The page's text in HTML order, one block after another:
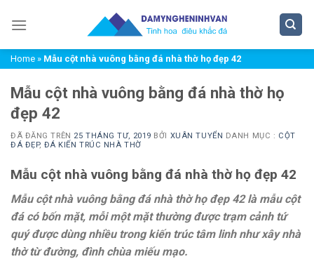
đến
dungHome » Mẫu cột nhà vuông bằng đá nhà thờ họ đẹp 42
Mẫu cột nhà vuông bằng đá nhà thờ họ
đẹp 42
ĐÃ ĐĂNG TRÊN 25 THÁNG TƯ, 2019 BỞI XUÂN TUYỂN DANH MỤC : CỘT
ĐÁ ĐẸP, ĐÁ KIẾN TRÚC NHÀ THỜ
Mẫu cột nhà vuông bằng đá nhà thờ họ đẹp 42
Mẫu cột nhà vuông bằng đá nhà thờ họ đẹp 42 là mẫu cột
đá có bốn mặt, mỗi một mặt thường được trạm cảnh tứ
quý đượcdùng nhiều trong kiến trúc tâm linh như xây nhà
thờ từ đường, đình chùa miếu mạo.